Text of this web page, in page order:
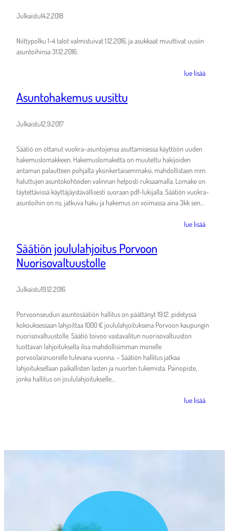
Julkaistu14.2.2018
Niittypolku 1–4 talot valmistuivat 1.12.2016, ja asukkaat muuttivat uusiin
asuntoihinsa 31.12.2016.
lue lisää
Asuntohakemus uusittu
Julkaistu12.9.2017
Säätiö on ottanut vuokra-asuntojensa asuttamisessa käyttöön uuden
hakemuslomakkeen. Hakemuslomaketta on muutettu hakijoiden
antaman palautteen pohjalta yksinkertaisemmaksi, mahdollistaen mm.
haluttujen asuntokohteiden valinnan helposti ruksaamalla. Lomake on
täytettävissä käyttäjäystävällisesti suoraan pdf-lukijalla. Säätiön vuokra-
asuntoihin on ns. jatkuva haku ja hakemus on voimassa aina 3kk sen…
lue lisää
Säätiön joululahjoitus Porvoon
Nuorisovaltuustolle
Julkaistu19.12.2016
Porvoonseudun asuntosäätiön hallitus on päättänyt 19.12. pidetyssä
kokouksessaan lahjoittaa 1000 € joululahjoituksena Porvoon kaupungin
nuorisovaltuustolle. Säätiö toivoo vastavalitun nuorisovaltuuston
tuottavan lahjoituksella iloa mahdollisimman monelle
porvoolaisnuorelle tulevana vuonna. – Säätiön hallitus jatkaa
lahjoituksellaan paikallisten lasten ja nuorten tukemista. Painopiste,
jonka hallitus on joululahjoitukselle…
lue lisää